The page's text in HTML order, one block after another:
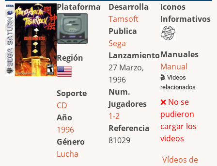
Plataforma
Región
Soporte
CD
Año
1996
Género
Lucha
Desarrolla
Tamsoft
Publica
Sega
Lanzamiento
27 Marzo,
1996
Num.
Jugadores
1-2
Referencia
81029
Iconos
Informativos
Manuales
Manual
🎬 Videos
relacionados
❌ No se
pudieron
cargar los
videos
Vídeos de